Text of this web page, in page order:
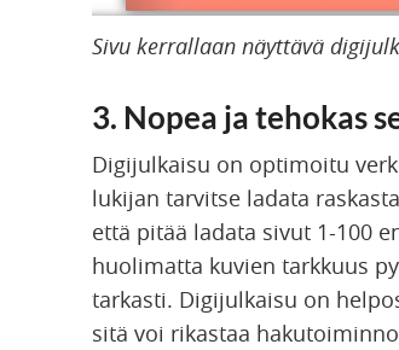
Sivu kerrallaan näyttävä
3. Nopea ja tehokas
Digijulkaisu on optimoitu
lukijan tarvitse ladata
että pitää ladata sivut 1-100
huolimatta kuvien tarkkuus
tarkasti. Digijulkaisu on
sitä voi rikastaa